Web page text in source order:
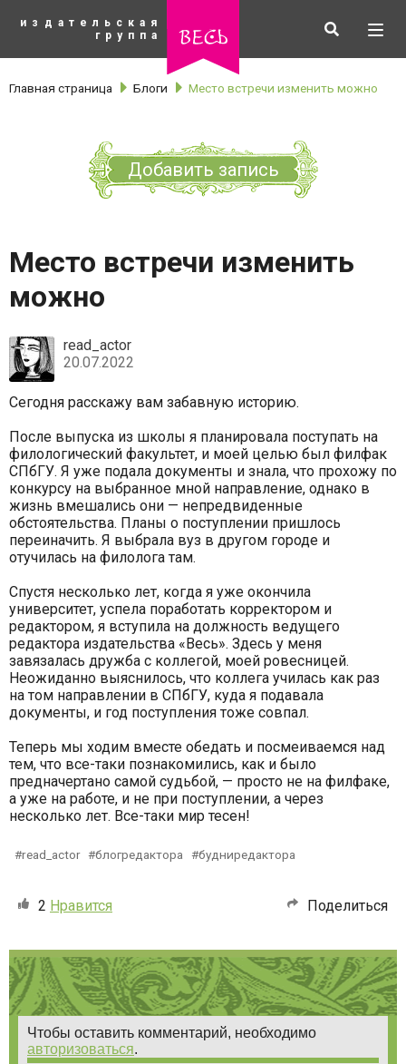
основному
издательская
группа
весь Искать
Главная страница Блоги Место встречи изменить можно
Добавить запись
Место встречи изменить
можно
read_actor
20.07.2022
Сегодня расскажу вам забавную историю.
После выпуска из школы я планировала поступать на
филологический факультет, и моей целью был филфак
СПбГУ. Я уже подала документы и знала, что прохожу по
конкурсу на выбранное мной направление, однако в
жизнь вмешались они — непредвиденные
обстоятельства. Планы о поступлении пришлось
переиначить. Я выбрала вуз в другом городе и
отучилась на филолога там.
Спустя несколько лет, когда я уже окончила
университет, успела поработать корректором и
редактором, я вступила на должность ведущего
редактора издательства «Весь». Здесь у меня
завязалась дружба с коллегой, моей ровесницей.
Неожиданно выяснилось, что коллега училась как раз
на том направлении в СПбГУ, куда я подавала
документы, и год поступления тоже совпал.
Теперь мы ходим вместе обедать и посмеиваемся над
тем, что все-таки познакомились, как и было
предначертано самой судьбой, — просто не на филфаке,
а уже на работе, и не при поступлении, а через
несколько лет. Все-таки мир тесен!
read_actor блогредактора будниредактора
2 Нравится Поделиться
Чтобы оставить комментарий, необходимо
авторизоваться.